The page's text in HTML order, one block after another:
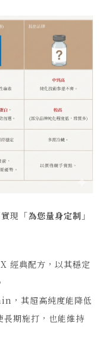
現「為您量身定制」
經典配方，以其穩定
，其超高純度能降低
長期施打，也能維持